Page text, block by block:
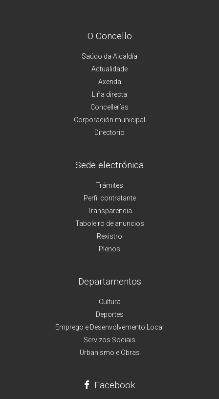
O Concello
Saúdo da Alcaldía
Actualidade
Axenda
Liña directa
Concellerías
Corporación municipal
Directorio
Sede electrónica
Trámites
Perfil contratante
Transparencia
Taboleiro de anuncios
Rexistro
Plenos
Departamentos
Cultura
Deportes
Emprego e Desenvolvemento Local
Servizos Sociais
Urbanismo e Obras
Facebook